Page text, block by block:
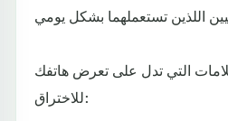
التي تدل على تعرض هاتفك
للاختراق: